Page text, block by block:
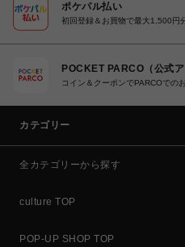
ポケパル払い
初回登録＆お買物で最大1,500円
POCKET PARCO（公式ア
コイン＆クーポンでPARCOでの
カテゴリー
全カテゴリーから探す
culture TOP
POP-UP SHOP TOP